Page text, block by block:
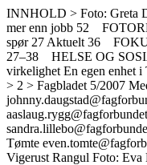
INNHOLD > Foto: Greta
mer enn jobb 52
spør 27 Aktuelt 36
27–38 HELSE OG
virkelighet En egen enhet i
> 2 > Fagbladet 5/2007
Tømte
Vigerust Rangul Foto: